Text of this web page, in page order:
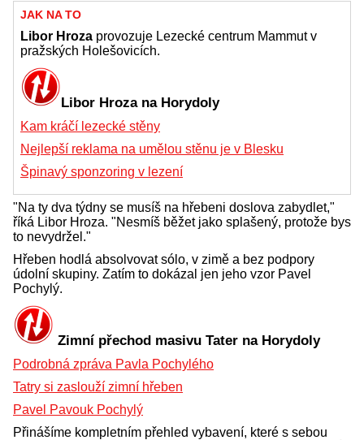
JAK NA TO
Libor Hroza provozuje Lezecké centrum Mammut v
pražských Holešovicích.
Libor Hroza na Horydoly
Kam kráčí lezecké stěny
Nejlepší reklama na umělou stěnu je v Blesku
Špinavý sponzoring v lezení
"Na ty dva týdny se musíš na hřebeni doslova zabydlet,"
říká Libor Hroza. "Nesmíš běžet jako splašený, protože bys
to nevydržel."
Hřeben hodlá absolvovat sólo, v zimě a bez podpory
údolní skupiny. Zatím to dokázal jen jeho vzor Pavel
Pochylý.
Zimní přechod masivu Tater na Horydoly
Podrobná zpráva Pavla Pochylého
Tatry si zaslouží zimní hřeben
Pavel Pavouk Pochylý
Přinášíme kompletním přehled vybavení, které s sebou